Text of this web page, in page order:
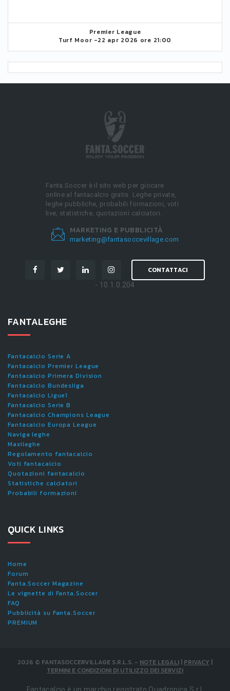
Premier League
Turf Moor -22 apr 2026 ore 21:00
Fanta.Soccer è il sito web per giocare
online al fantacalcio gratis. Leghe private,
leghe pubbliche, probabili formazioni, voti
live, statistiche, quotazioni calciatori.
MARKETING E PUBBLICITÀ
marketing@fantasoccevillage.com
CONTATTACI
- 10.1.0.204
FANTALEGHE
Fantacalcio Serie A
Fantacalcio Premier League
Fantacalcio Primera Division
Fantacalcio Bundesliga
Fantacalcio Ligue1
Fantacalcio Serie B
Fantacalcio Champions League
Fantacalcio Europa League
Naviga leghe
Maxileghe
Regolamento fantacalcio
Voti fantacalcio
Quotazioni fantacalcio
Statistiche calciatori
Probabili formazioni
QUICK LINKS
Home
Forum
Fanta.Soccer Magazine
Le vignette di Fanta.Soccer
FAQ
Pubblicità su Fanta.Soccer
PREMIUM
2026 © FANTASOCCERVILLAGE S.R.L.S. - NOTE LEGALI | PRIVACY |
TERMINI E CONDIZIONI DI UTILIZZO DEI SERVIZI